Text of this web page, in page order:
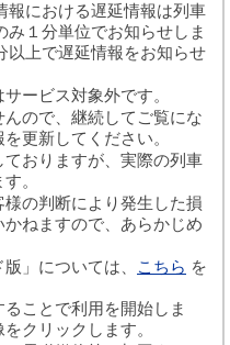
における遅延情報は列車
み１分単位でお知らせしま
以上で遅延情報をお知らせ
ービス対象外です。
ので、継続してご覧にな
更新してください。
おりますが、実際の列車
。
の判断により発生した損
ねますので、あらかじめ
」については、
こちら を
ことで利用を開始しま
クリックします。